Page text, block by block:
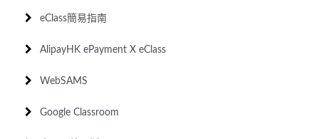
eClass簡易指南
AlipayHK ePayment X eClass
WebSAMS
Google Classroom